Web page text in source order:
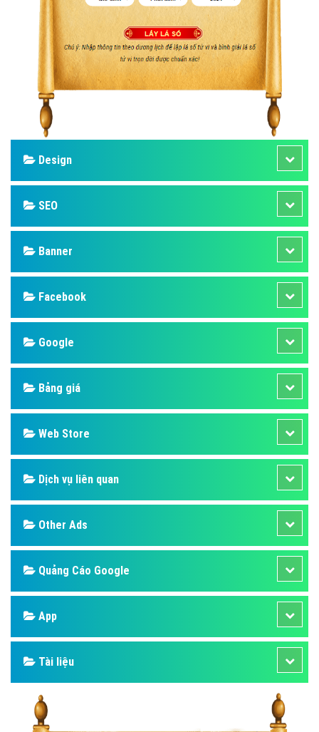
Design
SEO
Banner
Facebook
Google
Bảng giá
Web Store
Dịch vụ liên quan
Other Ads
Quảng Cáo Google
App
Tài liệu